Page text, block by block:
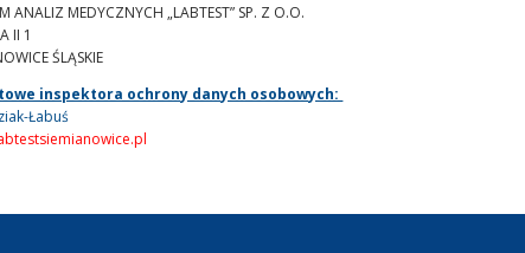
ANALIZ MEDYCZNYCH „LABTEST” SP. Z O.O.
II 1
ŚLĄSKIE
inspektora ochrony danych osobowych:
Łabuś